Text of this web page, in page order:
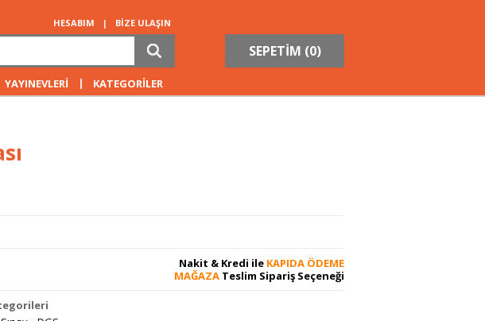
HESABIM | BİZE ULAŞIN
SEPETİM (0)
YAYINEVLERİ | KATEGORİLER
Nakit & Kredi ile KAPIDA ÖDEME
MAĞAZA Teslim Sipariş Seçeneği